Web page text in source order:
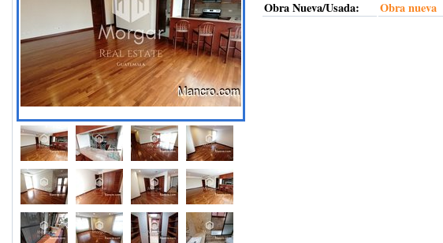
Obra Nueva/Usada: Obra nueva